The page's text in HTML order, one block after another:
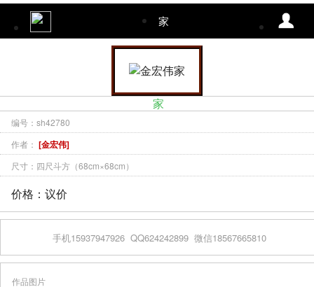
家
家
编号：sh42780
作者： [金宏伟]
尺寸：四尺斗方（68cm×68cm）
价格：议价
手机15937947926 QQ624242899 微信18567665810
作品图片